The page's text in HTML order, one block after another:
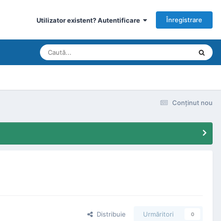
Utilizator existent? Autentificare Înregistrare
Conţinut nou
Distribuie Urmăritori 0